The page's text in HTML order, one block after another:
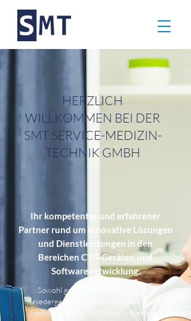
HERZLICH
WILLKOMMEN BEI DER
SMT SERVICE-MEDIZIN-
TECHNIK GMBH
Ihr kompetenter und erfahrener
Partner rund um innovative Lösungen
und Dienstleistungen in den
Bereichen CTG-Geräten und
Softwareentwicklung.
Sowohl gynäkologische Praxen und
niedergelassene Frauenärzte als auch
mittlerweile ca. 25% der Kliniken mit